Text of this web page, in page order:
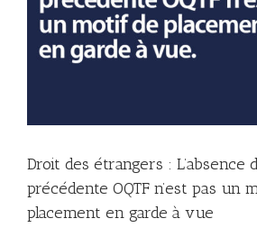
Droit des étrangers : L’absence
précédente OQTF n’est pas un
placement en garde à vue